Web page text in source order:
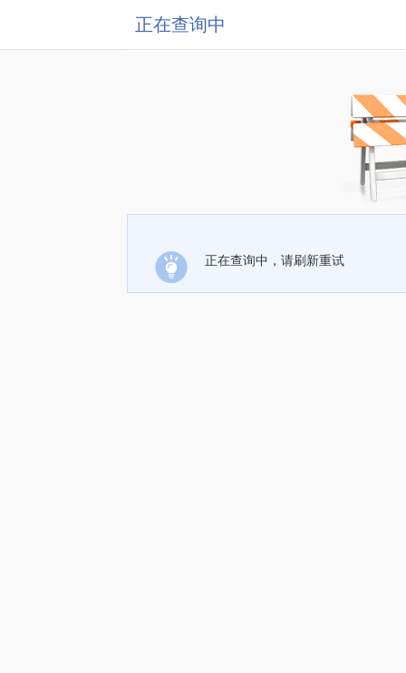
正在查询中
正在查询中，请刷新重试